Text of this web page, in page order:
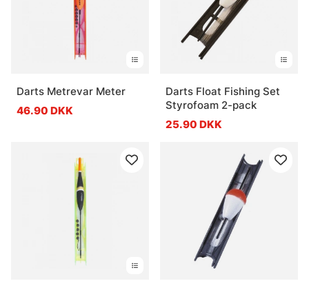
Darts Metrevar Meter
46.90 DKK
Darts Float Fishing Set
Styrofoam 2-pack
25.90 DKK